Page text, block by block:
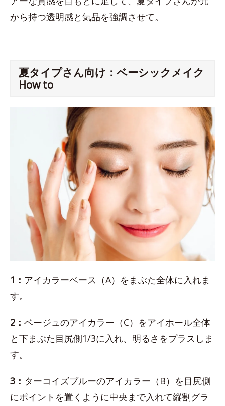
から持つ透明感と気品を強調させて。
夏タイプさん向け：ベーシックメイク
How to
1： アイカラーベース（A）をまぶた全体に入れま
す。
2： ベージュのアイカラー（C）をアイホール全体
と下まぶた目尻側1/3に入れ、明るさをプラスしま
す。
3： ターコイズブルーのアイカラー（B）を目尻側
にポイントを置くように中央まで入れて縦割グラ